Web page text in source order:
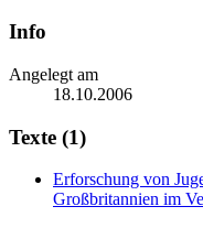
Info
Angelegt am
18.10.2006
Texte (1)
Erforschung von
Großbritannien im